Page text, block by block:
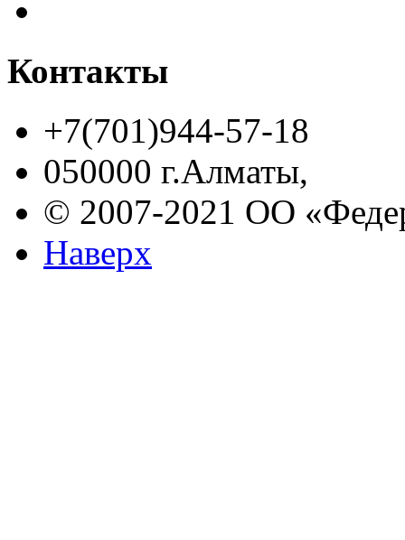
Контакты
+7(701)944-57-18
050000 г.Алматы,
© 2007-2021 ОО
Наверх